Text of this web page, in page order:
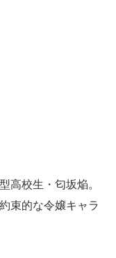
高校生・匂坂焔。
束的な令嬢キャラ